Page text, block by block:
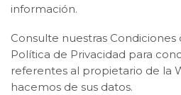
información.
Consulte nuestras Condiciones
Política de Privacidad para
referentes al propietario de la
hacemos de sus datos.